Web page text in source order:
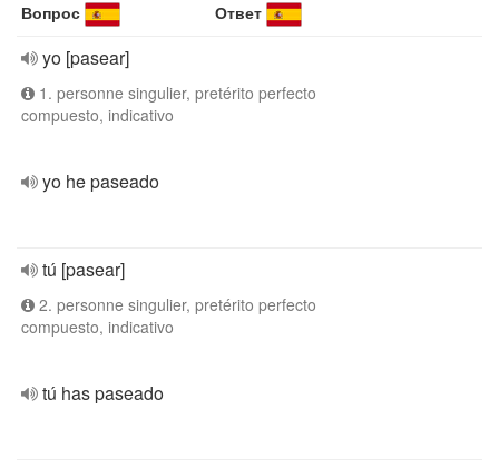
Вопрос Ответ
yo [pasear]
1. personne singulier, pretérito perfecto
compuesto, indicativo
yo he paseado
tú [pasear]
2. personne singulier, pretérito perfecto
compuesto, indicativo
tú has paseado